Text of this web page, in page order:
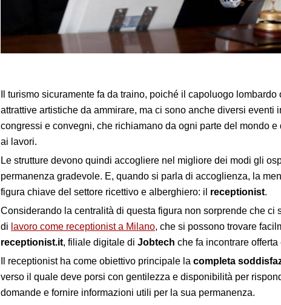
Il turismo sicuramente fa da traino, poiché il capoluogo lombardo
attrattive artistiche da ammirare, ma ci sono anche diversi eventi
congressi e convegni, che richiamano da ogni parte del mondo e
ai lavori.
Le strutture devono quindi accogliere nel migliore dei modi gli
permanenza gradevole. E, quando si parla di accoglienza, la
figura chiave del settore ricettivo e alberghiero: il receptionist.
Considerando la centralità di questa figura non sorprende che ci
di lavoro come receptionist a Milano, che si possono trovare
receptionist.it, filiale digitale di Jobtech che fa incontrare
Il receptionist ha come obiettivo principale la completa
verso il quale deve porsi con gentilezza e disponibilità per
domande e fornire informazioni utili per la sua permanenza.